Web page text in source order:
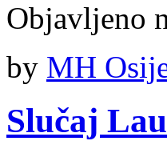
Objavljeno
by MH
Slučaj